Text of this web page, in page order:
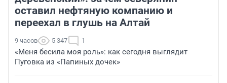
оставил нефтяную компанию и
переехал в глушь на Алтай
9 часов 5 347 1
«Меня бесила моя роль»: как сегодня выглядит
Пуговка из «Папиных дочек»